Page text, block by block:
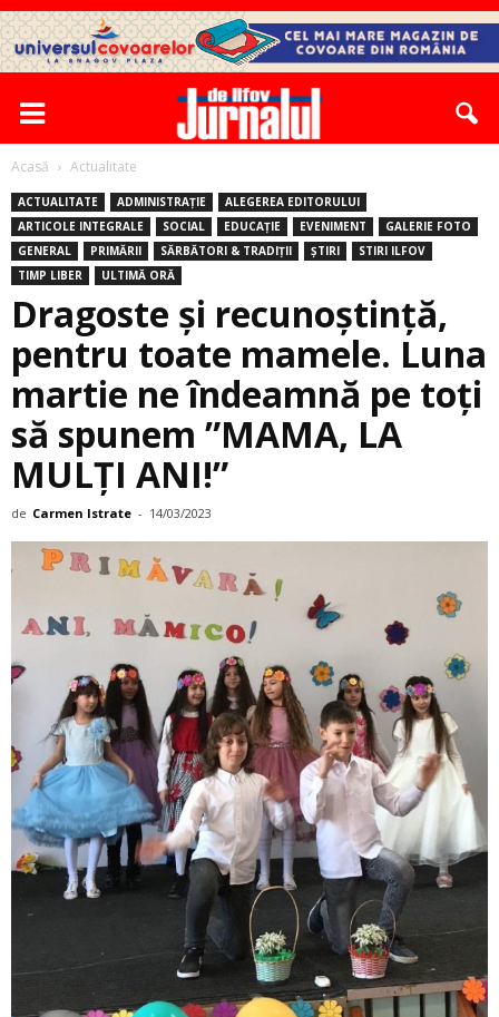
Acasă Actualitate
ACTUALITATE ADMINISTRAȚIE
ALEGEREA EDITORULUI
ARTICOLE INTEGRALE
SOCIAL EDUCAȚIE EVENIMENT
GALERIE FOTO
GENERAL
PRIMĂRII SĂRBĂTORI & TRADIȚII ȘTIRI
STIRI ILFOV
TIMP LIBER
ULTIMĂ ORĂ
Dragoste și recunoștință,
pentru toate mamele. Luna
martie ne îndeamnă pe toţi
să spunem ”MAMA, LA
MULŢI ANI!”
de Carmen Istrate - 14/03/2023